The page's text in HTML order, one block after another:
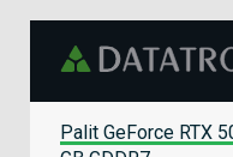
Palit GeForce RTX